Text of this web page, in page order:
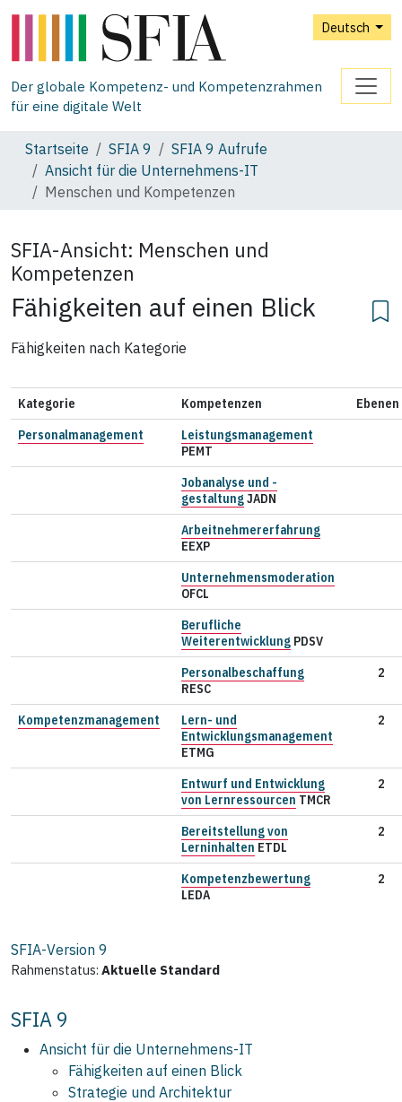
Deutsch
Der globale Kompetenz- und Kompetenzrahmen
für eine digitale Welt
Startseite SFIA 9
SFIA 9 Aufrufe
Ansicht für die Unternehmens‑IT
Menschen und Kompetenzen
SFIA-Ansicht: Menschen und
Kompetenzen
Fähigkeiten auf einen Blick
Fähigkeiten nach Kategorie
Kategorie Kompetenzen
Ebenen
Personalmanagement
Leistungsmanagement
PEMT
Jobanalyse und -
gestaltungJADN
Arbeitnehmererfahrung
EEXP
Unternehmensmoderation
OFCL
Berufliche
Weiterentwicklung PDSV
Personalbeschaffung
RESC
2
Kompetenzmanagement
Lern- und
Entwicklungsmanagement
ETMG
2
Entwurf und Entwicklung
von Lernressourcen TMCR
2
Bereitstellung von
Lerninhalten ETDL
2
Kompetenzbewertung
LEDA
2
SFIA-Version 9
Rahmenstatus: Aktuelle Standard
SFIA 9
Ansicht für die Unternehmens‑IT
Fähigkeiten auf einen Blick
Strategie und Architektur